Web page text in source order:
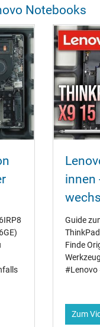
Notebooks
innen
Guide
Finde
#Lenovo
Zum